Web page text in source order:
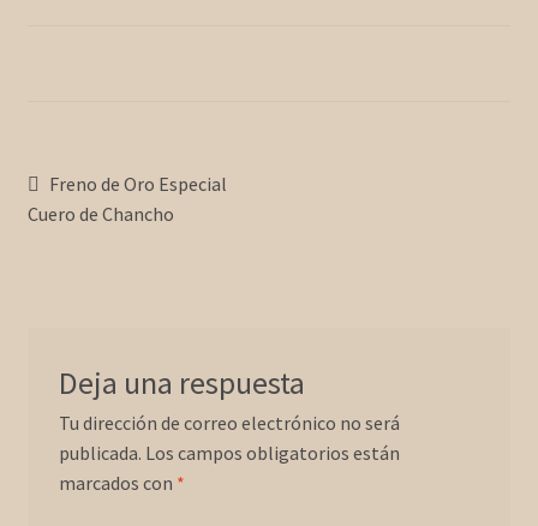
Forma de Pago
Navegación
de
Anterior:
Freno de Oro Especial
Cuero de Chancho
Deja una respuesta
Tu dirección de correo electrónico no será
publicada. Los campos obligatorios están
marcados con *